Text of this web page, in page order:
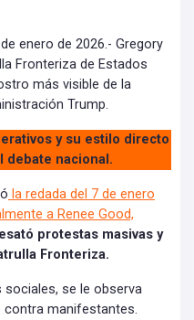
enero de 2026.- Gregory
Fronteriza de Estados
más visible de la
Trump.
y su estilo directo
debate nacional.
la redada del 7 de enero
a Renee Good,
protestas masivas y
Fronteriza.
sociales, se le observa
contra manifestantes.